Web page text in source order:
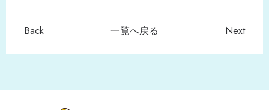
Back 一覧へ戻る Next